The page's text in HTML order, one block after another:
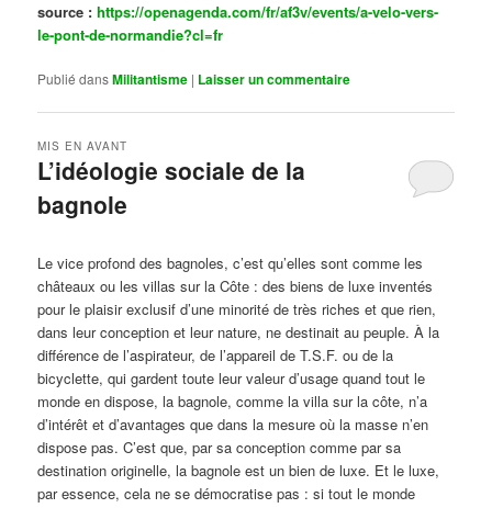
source :https://openagenda.com/fr/af3v/events/a-velo-vers-
le-pont-de-normandie?cl=fr
Publié dansMilitantisme | Laisser un commentaire
L’idéologie sociale de la
bagnole
MIS EN AVANT
Le vice profond des bagnoles, c’est qu’elles sont comme les
châteaux ou les villas sur la Côte : des biens de luxe inventés
pour le plaisir exclusif d’une minorité de très riches et que rien,
dans leur conception et leur nature, ne destinait au peuple. À la
différence de l’aspirateur, de l’appareil de T.S.F. ou de la
bicyclette, qui gardent toute leur valeur d’usage quand tout le
monde en dispose, la bagnole, comme la villa sur la côte, n’a
d’intérêt et d’avantages que dans la mesure où la masse n’en
dispose pas. C’est que, par sa conception comme par sa
destination originelle, la bagnole est un bien de luxe. Et le luxe,
par essence, cela ne se démocratise pas : si tout le monde